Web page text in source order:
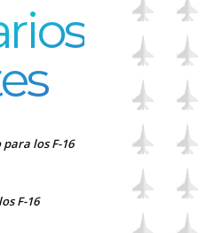
los F-16
F-16